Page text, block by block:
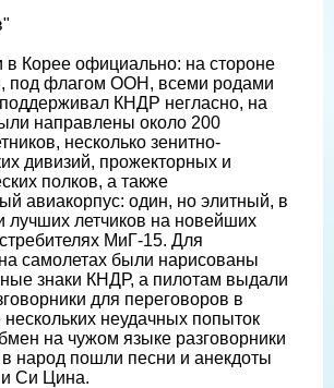
Корее официально: на стороне
под флагом ООН, всеми родами
КНДР негласно, на
направлены около 200
несколько зенитно-
дивизий, прожекторных и
полков, а также
авиакорпус: один, но элитный, в
лучших летчиков на новейших
МиГ-15. Для
самолетах были нарисованы
знаки КНДР, а пилотам выдали
для переговоров в
неудачных попыток
на чужом языке разговорники
народ пошли песни и анекдоты
Си Цина.